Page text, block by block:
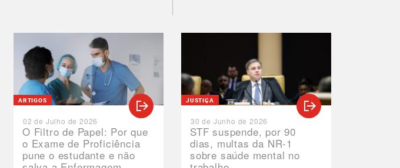
O Filtro de Papel: Por que
o Exame de Proficiência
pune o estudante e não
ARTIGOS
02 de Julho de 2026
STF suspende, por 90
dias, multas da NR-1
sobre saúde mental no
JUSTIÇA
30 de Junho de 2026